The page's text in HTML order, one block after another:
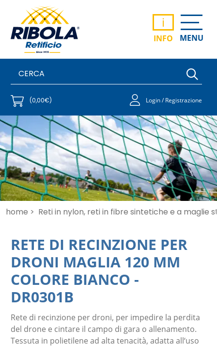
i
INFO MENU
(0,00€) Login / Registrazione
home > Reti in nylon, reti in fibre sintetiche e a maglie
RETE DI RECINZIONE PER
DRONI MAGLIA 120 MM
COLORE BIANCO -
DR0301B
Rete di recinzione per droni, per impedire la perdita
del drone e cintare il campo di gara o allenamento.
Tessuta in polietilene ad alta tenacità, adatta all‘uso